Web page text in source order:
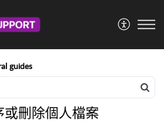
guides
刪除個人檔案